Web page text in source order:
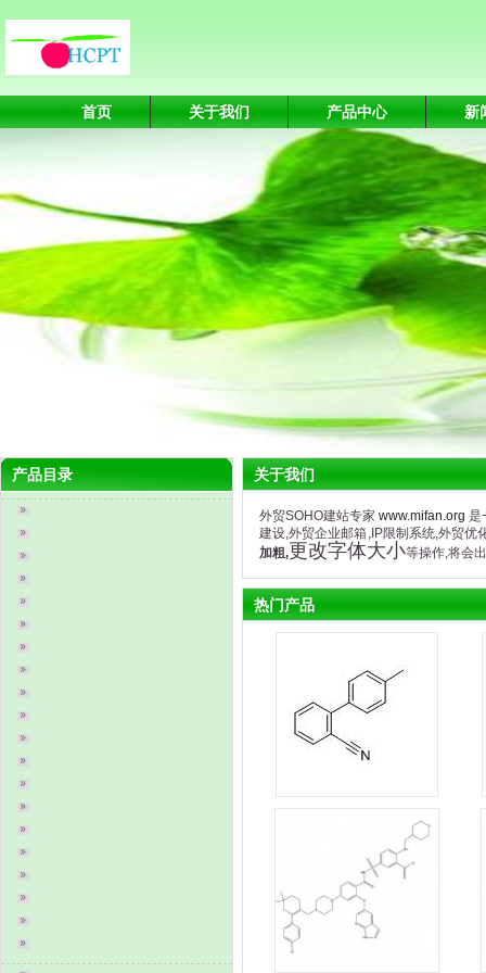
首页 关于我们 产品中心 新
产品目录 关于我们
外贸SOHO建站专家 www.mifan.org 是
建设,外贸企业邮箱,IP限制系统,外贸优
加粗,更改字体大小等操作,将会
热门产品